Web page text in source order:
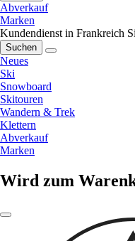
Abverkauf
Marken
Kundendienst in Frankreich
Suchen
Neues
Ski
Snowboard
Skitouren
Wandern & Trek
Klettern
Abverkauf
Marken
Wird zum